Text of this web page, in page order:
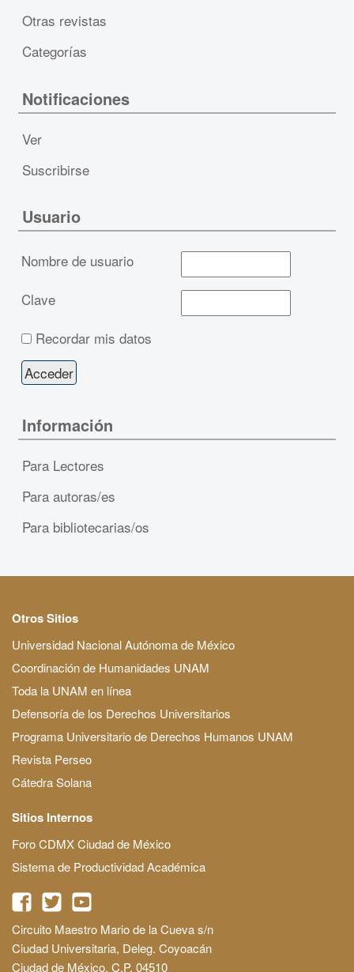
Otras revistas
Categorías
Notificaciones
Ver
Suscribirse
Usuario
Nombre de usuario
Clave
Recordar mis datos
Información
Para Lectores
Para autoras/es
Para bibliotecarias/os
Otros Sitios
Universidad Nacional Autónoma de México
Coordinación de Humanidades UNAM
Toda la UNAM en línea
Defensoría de los Derechos Universitarios
Programa Universitario de Derechos Humanos UNAM
Revista Perseo
Cátedra Solana
Sitios Internos
Foro CDMX Ciudad de México
Sistema de Productividad Académica
Circuito Maestro Mario de la Cueva s/n
Ciudad Universitaria, Deleg. Coyoacán
Ciudad de México, C.P. 04510